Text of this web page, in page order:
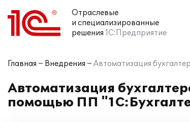
Отраслевые
и специализированные
решения 1С:Предприятие
Главная Внедрения Автоматизация
Автоматизация
помощью ПП